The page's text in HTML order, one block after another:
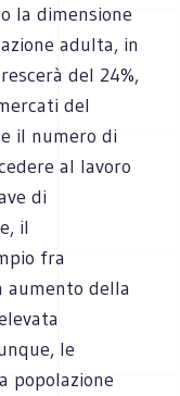
la dimensione
adulta, in
del 24%,
del
il numero di
al lavoro
di
il
fra
della
le
popolazione